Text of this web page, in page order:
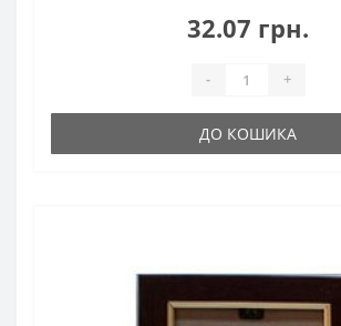
32.07 грн.
- +
ДО КОШИКА